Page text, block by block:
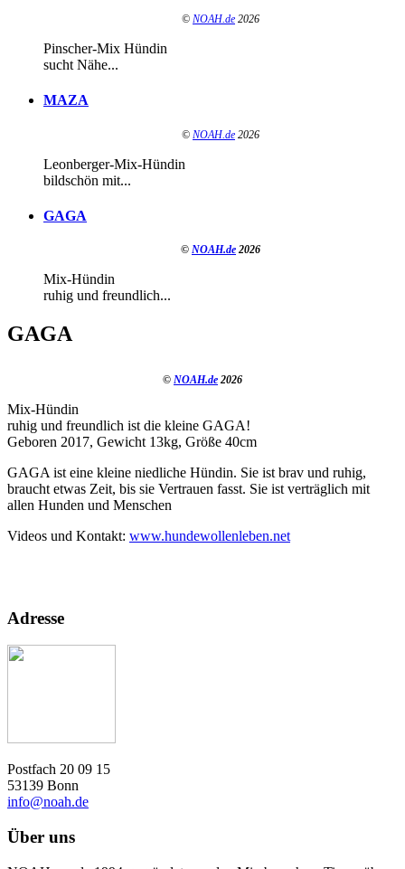
© NOAH.de 2026
Pinscher-Mix Hündin
sucht Nähe...
MAZA
© NOAH.de 2026
Leonberger-Mix-Hündin
bildschön mit...
GAGA
© NOAH.de 2026
Mix-Hündin
ruhig und freundlich...
GAGA
© NOAH.de 2026
Mix-Hündin
ruhig und freundlich ist die kleine GAGA!
Geboren 2017, Gewicht 13kg, Größe 40cm
GAGA ist eine kleine niedliche Hündin. Sie ist brav und ruhig,
braucht etwas Zeit, bis sie Vertrauen fasst. Sie ist verträglich mit
allen Hunden und Menschen
Videos und Kontakt: www.hundewollenleben.net
Adresse
Postfach 20 09 15
53139 Bonn
info@noah.de
Über uns